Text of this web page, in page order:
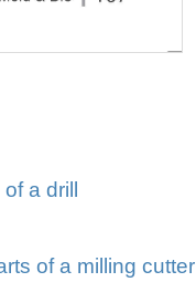
a drill
of a milling cutter